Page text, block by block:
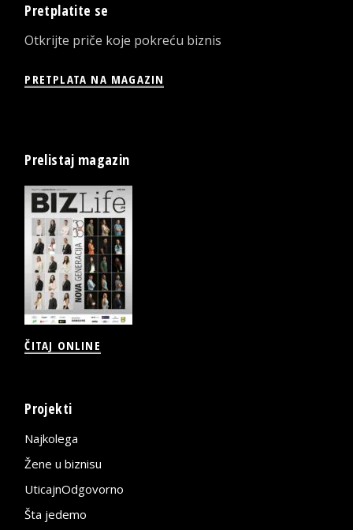
Pretplatite se
Otkrijte priče koje pokreću biznis
PRETPLATA NA MAGAZIN
Prelistaj magazin
ČITAJ ONLINE
Projekti
Najkolega
Žene u biznisu
UticajnOdgovorno
Šta jedemo